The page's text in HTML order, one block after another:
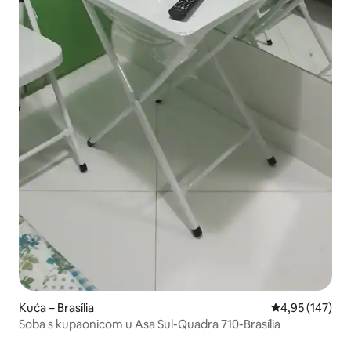
Kuća – Brasília Prosječna
4,95 (147)
Soba s kupaonicom u Asa Sul-Quadra 710-Brasília